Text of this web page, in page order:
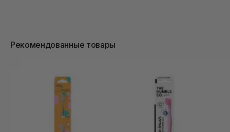
Рекомендованные товары